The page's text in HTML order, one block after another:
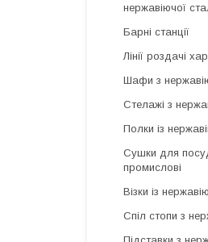
нержавіючої
Барні станції
Лінії роздачі
Шафи з
Стелажі з
Полки із
Сушки для
промислові
Візки із
Спіл стопи з